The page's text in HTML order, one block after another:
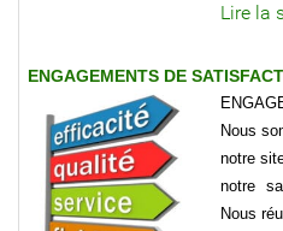
Lire la
ENGAGEMENTS DE
Nous
notre
notre
Nous